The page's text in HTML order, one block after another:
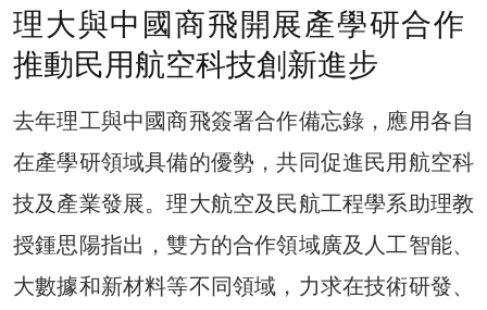
理大與中國商飛開展產學研合作
推動民用航空科技創新進步
去年理工與中國商飛簽署合作備忘錄，應用各自
在產學研領域具備的優勢，共同促進民用航空科
技及產業發展。理大航空及民航工程學系助理教
授鍾思陽指出，雙方的合作領域廣及人工智能、
大數據和新材料等不同領域，力求在技術研發、